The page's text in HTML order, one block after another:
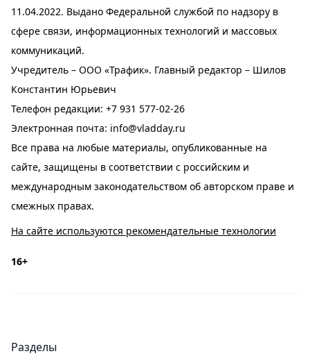
11.04.2022. Выдано Федеральной службой по надзору в
сфере связи, информационных технологий и массовых
коммуникаций.
Учредитель – ООО «Трафик». Главный редактор – Шилов
Константин Юрьевич
Телефон редакции: +7 931 577-02-26
Электронная почта: info@vladday.ru
Все права на любые материалы, опубликованные на
сайте, защищены в соответствии с российским и
международным законодательством об авторском праве и
смежных правах.
На сайте используются рекомендательные технологии
16+
Разделы